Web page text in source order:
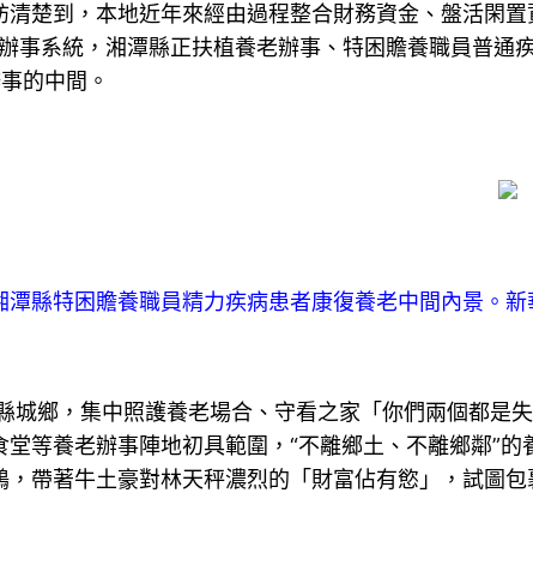
到，本地近年來經由過程整合財務資金、盤活閑
事系統，湘潭縣正扶植養老辦事、特困贍養職員普
的中間。
特困贍養職員精力疾病患者康復養老中間內景。新
城鄉，集中照護養老場合、守看之家「你們兩個都是
等養老辦事陣地初具範圍，“不離鄉土、不離鄉鄰”
帶著牛土豪對林天秤濃烈的「財富佔有慾」，試圖